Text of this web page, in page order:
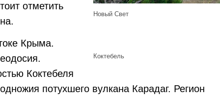
Новый Свет
отметить
Коктебель
Крыма.
Коктебеля
потухшего вулкана Карадаг. Регион